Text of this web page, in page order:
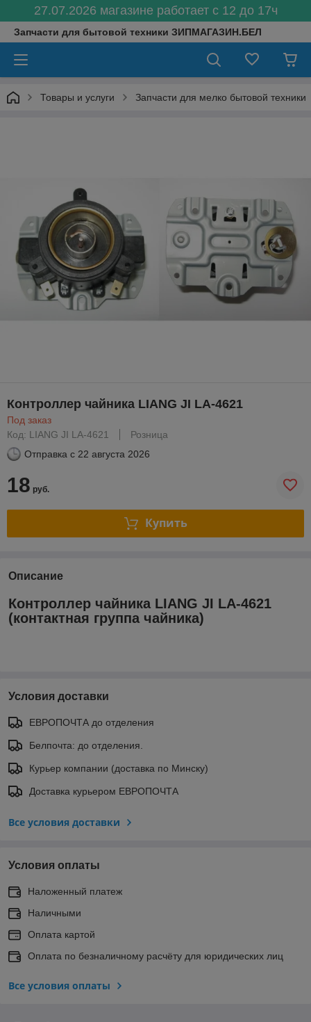
27.07.2026 магазине работает с 12 до 17ч
Запчасти для бытовой техники ЗИПМАГАЗИН.БЕЛ
Товары и услуги Запчасти для мелко бытовой техники
Контроллер чайника LIANG JI LA-4621
Под заказ
Код: LIANG JI LA-4621
Розница
Отправка с 22 августа 2026
18 руб.
Купить
Описание
Контроллер чайника LIANG JI LA-4621
(контактная группа чайника)
Условия доставки
ЕВРОПОЧТА до отделения
Белпочта: до отделения.
Курьер компании (доставка по Минску)
Доставка курьером ЕВРОПОЧТА
Все условия доставки
Условия оплаты
Наложенный платеж
Наличными
Оплата картой
Оплата по безналичному расчёту для юридических лиц
Все условия оплаты